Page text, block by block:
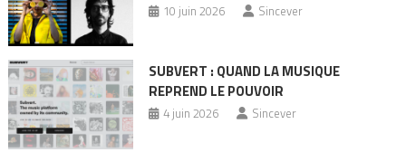
10 juin 2026 Sincever
SUBVERT : QUAND LA MUSIQUE
REPREND LE POUVOIR
4 juin 2026 Sincever